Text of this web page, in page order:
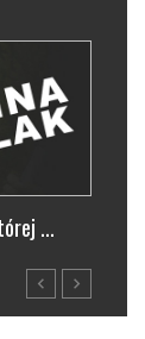
navigate_before
...
navigate_next